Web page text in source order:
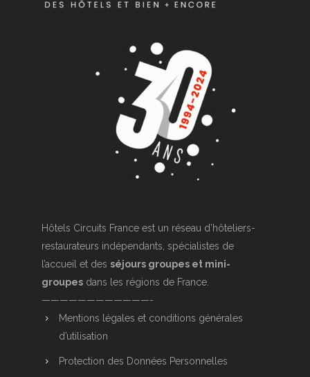
Hôtels Circuits France est un réseau d’hôteliers-
restaurateurs indépendants, spécialistes de
l’accueil et des séjours groupes et mini-
groupesdans les régions de France.
————————————-
Mentions légales et conditions générales
d’utilisation
Protection des Données Personnelles